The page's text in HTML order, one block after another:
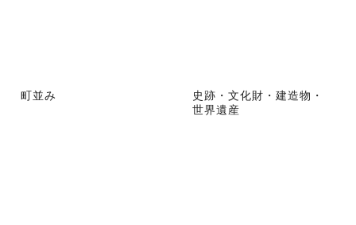
町並み
史跡・文化財・建造物・
世界遺産